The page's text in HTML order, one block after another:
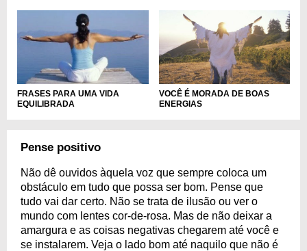
FRASES PARA UMA VIDA
EQUILIBRADA
VOCÊ É MORADA DE BOAS
ENERGIAS
Pense positivo
Não dê ouvidos àquela voz que sempre coloca um
obstáculo em tudo que possa ser bom. Pense que
tudo vai dar certo. Não se trata de ilusão ou ver o
mundo com lentes cor-de-rosa. Mas de não deixar a
amargura e as coisas negativas chegarem até você e
se instalarem. Veja o lado bom até naquilo que não é